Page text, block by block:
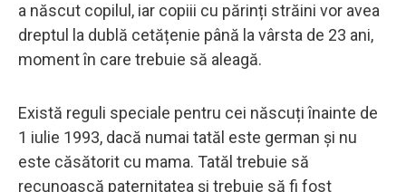
a născut copilul, iar copiii cu părinți străini vor avea
dreptul la dublă cetățenie până la vârsta de 23 ani,
moment în care trebuie să aleagă.
Există reguli speciale pentru cei născuți înainte de
1 iulie 1993, dacă numai tatăl este german și nu
este căsătorit cu mama. Tatăl trebuie să
recunoască paternitatea și trebuie să fi fost